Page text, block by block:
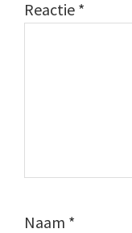
Reactie *
Naam *